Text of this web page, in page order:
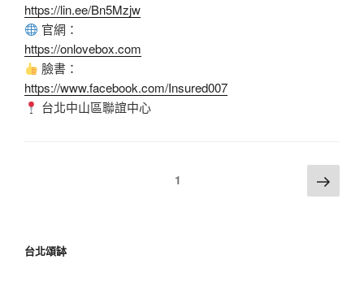
https://lin.ee/Bn5Mzjw
官網：
https://onlovebox.com
臉書：
https://www.facebook.com/Insured007
台北中山區聯誼中心
1
台北頌缽